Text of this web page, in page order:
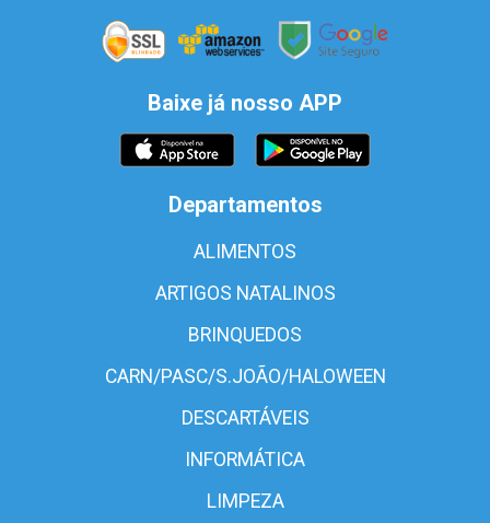
Baixe já nosso APP
Departamentos
ALIMENTOS
ARTIGOS NATALINOS
BRINQUEDOS
CARN/PASC/S.JOÃO/HALOWEEN
DESCARTÁVEIS
INFORMÁTICA
LIMPEZA